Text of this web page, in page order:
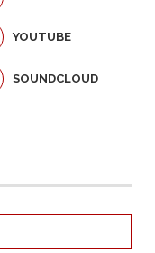
YOUTUBE
SOUNDCLOUD